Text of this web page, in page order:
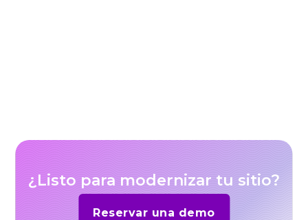
¿Listo para modernizar tu sitio?
Reservar una demo